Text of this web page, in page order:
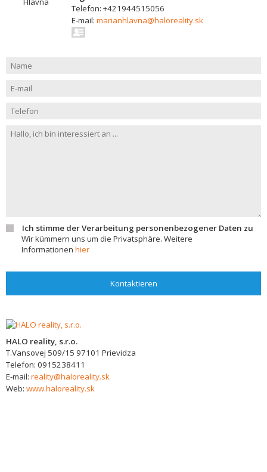
Telefon: +421944515056
E-mail: marianhlavna@haloreality.sk
Ich stimme der Verarbeitung personenbezogener Daten zu
Wir kümmern uns um die Privatsphäre. Weitere
Informationen hier
Kontaktieren
HALO reality, s.r.o.
T.Vansovej 509/15 97101 Prievidza
Telefon: 0915238411
E-mail: reality@haloreality.sk
Web: www.haloreality.sk